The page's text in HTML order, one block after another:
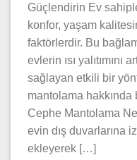
Güçlendirin Ev
konfor, yaşam
faktörlerdir. Bu
evlerin ısı yalıtımını
sağlayan etkili bir
mantolama
Cephe Mantolama
evin dış duvarlarına
ekleyerek […]